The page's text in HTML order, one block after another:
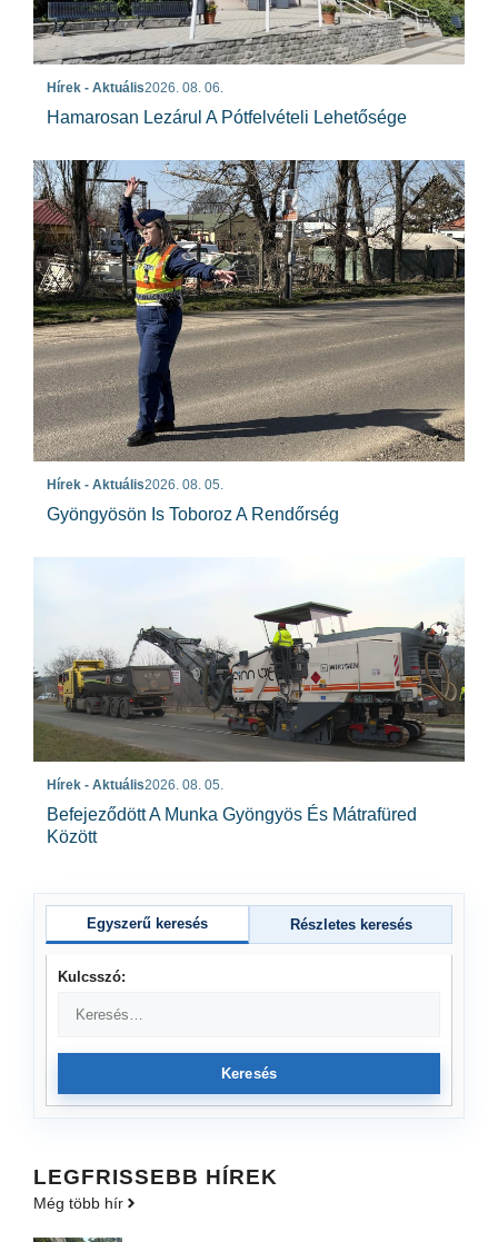
Hírek - Aktuális2026. 08. 06.
Hamarosan Lezárul A Pótfelvételi Lehetősége
Hírek - Aktuális2026. 08. 05.
Gyöngyösön Is Toboroz A Rendőrség
Hírek - Aktuális2026. 08. 05.
Befejeződött A Munka Gyöngyös És Mátrafüred
Között
Egyszerű keresés Részletes keresés
Kulcsszó:
Keresés
LEGFRISSEBB HÍREK
Még több hír